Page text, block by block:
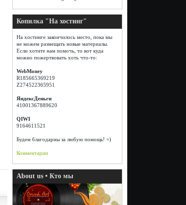
Копилка "На хостинг"
На хостинге закончилось место, пока мы
не можем размещать новые материалы.
Если хотите нам помочь, то вот куда
можно пожертвовать хоть что-то:
WebMoney
R185665369219
Z274522365951
ЯндексДеньги
41001367889620
QIWI
9164611521
Будем благодарны за любую помощь! =)
Комментарии
About us • Кто мы